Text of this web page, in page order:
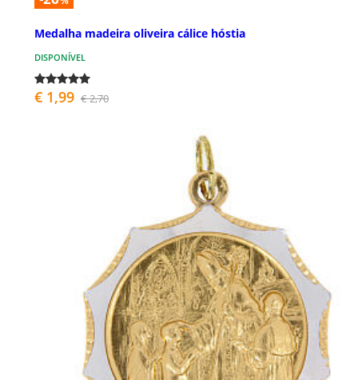
Medalha madeira oliveira cálice hóstia
DISPONÍVEL
€ 1,99 € 2,70